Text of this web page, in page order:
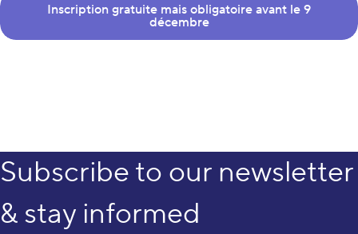
Inscription gratuite mais obligatoire avant le 9
décembre
Subscribe to our newsletter
& stay informed